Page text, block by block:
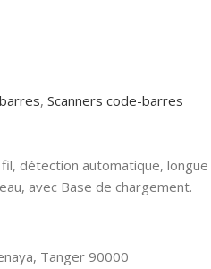
, Scanners code-barres
détection automatique, longue
avec Base de chargement.
Tanger 90000